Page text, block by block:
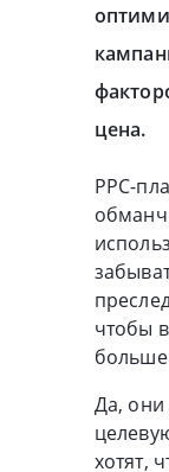
цена.
PPC-
чтобы
больше
Да, они
хотят,